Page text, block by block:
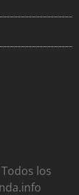
los